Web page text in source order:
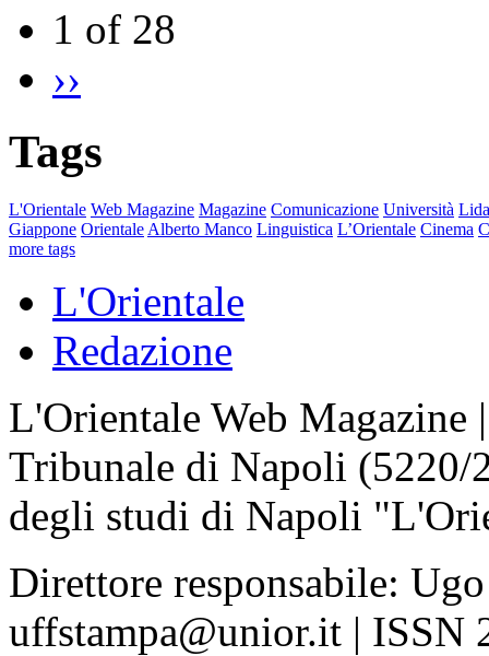
1 of 28
››
Tags
L'Orientale Web Magazine Magazine Comunicazione Università
Giappone Orientale Alberto Manco Linguistica L’Orientale Cinema
more tags
L'Orientale
Redazione
L'Orientale Web Magazine
Tribunale di Napoli
degli studi di Napoli
Direttore responsabile:
uffstampa@unior.it | ISSN